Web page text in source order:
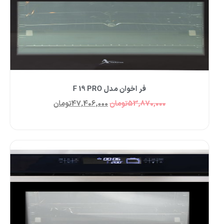
فر اخوان مدل F 19 PRO
53,870,000تومان47,406,000تومان